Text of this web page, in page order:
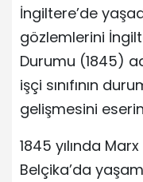
İngiltere’de
gözlemlerini
Durumu (1845)
işçi sınıfının
gelişmesini
1845 yılında
Belçika’da